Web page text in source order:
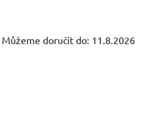
Můžeme doručit do: 11.8.2026